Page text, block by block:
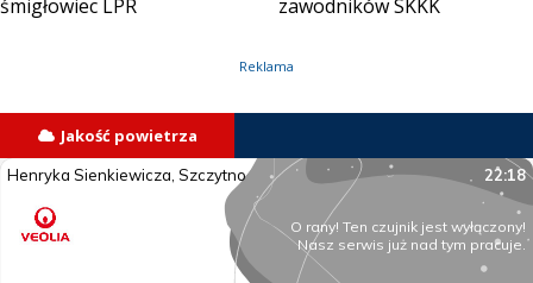
śmigłowiec LPR zawodników SKKK
Reklama
Jakość powietrza